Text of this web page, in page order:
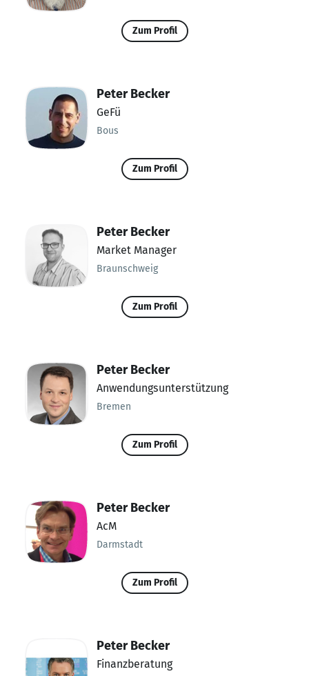
Zum Profil
Peter Becker
GeFü
Bous
Zum Profil
Peter Becker
Market Manager
Braunschweig
Zum Profil
Peter Becker
Anwendungsunterstützung
Bremen
Zum Profil
Peter Becker
AcM
Darmstadt
Zum Profil
Peter Becker
Finanzberatung